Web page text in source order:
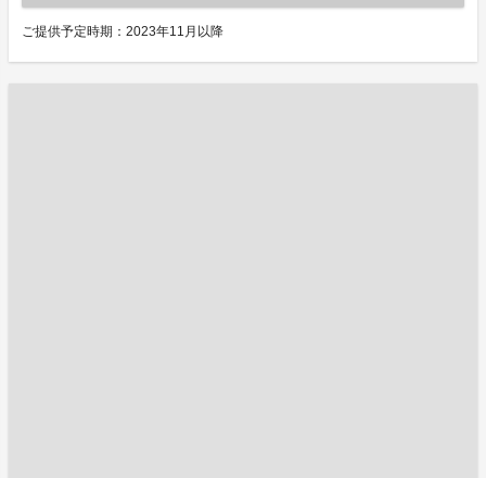
ご提供予定時期：2023年11月以降